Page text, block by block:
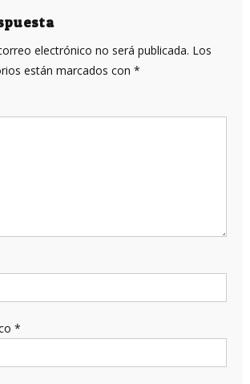
electrónico no será publicada. Los
están marcados con *
*